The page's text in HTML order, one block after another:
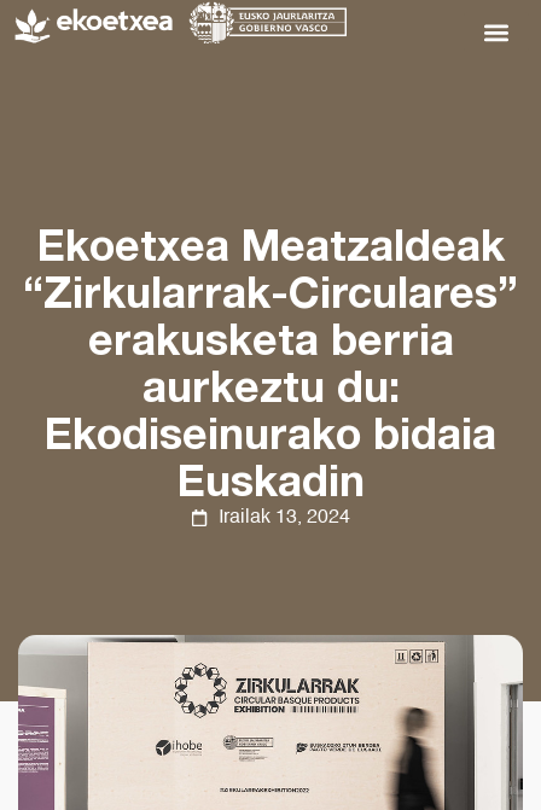
Ekoetxea Meatzaldeak
“Zirkularrak-Circulares”
erakusketa berria
aurkeztu du:
Ekodiseinurako bidaia
Euskadin
Irailak 13, 2024